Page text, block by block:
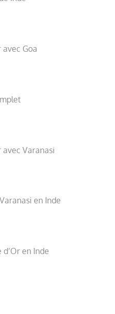
avec Goa
avec Varanasi
en Inde
en Inde